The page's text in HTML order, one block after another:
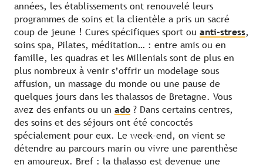
années, les établissements ont renouvelé leurs
programmes de soins et la clientèle a pris un sacré
coup de jeune ! Cures spécifiques sport ou anti-stress,
soins spa, Pilates, méditation… : entre amis ou en
famille, les quadras et les Millenials sont de plus en
plus nombreux à venir s’offrir un modelage sous
affusion, un massage du monde ou une pause de
quelques jours dans les thalassos de Bretagne. Vous
avez des enfants ou un ado ? Dans certains centres,
des soins et des séjours ont été concoctés
spécialement pour eux. Le week-end, on vient se
détendre au parcours marin ou vivre une parenthèse
en amoureux. Bref : la thalasso est devenue une